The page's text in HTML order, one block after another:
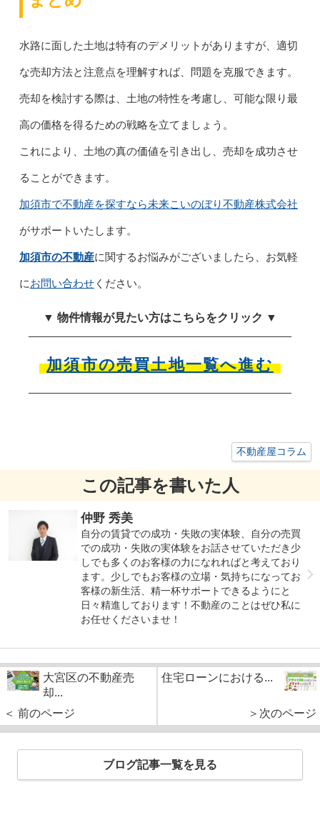
水路に面した土地は特有のデメリットがありますが、適切
な売却方法と注意点を理解すれば、問題を克服できます。
売却を検討する際は、土地の特性を考慮し、可能な限り最
高の価格を得るための戦略を立てましょう。
これにより、土地の真の価値を引き出し、売却を成功させ
ることができます。
加須市で不動産を探すなら未来こいのぼり不動産株式会社
がサポートいたします。
加須市の不動産に関するお悩みがございましたら、お気軽
にお問い合わせください。
▼ 物件情報が見たい方はこちらをクリック ▼
加須市の売買土地一覧へ進む
不動産屋コラム
この記事を書いた人
仲野 秀美
自分の賃貸での成功・失敗の実体験、自分の売買
での成功・失敗の実体験をお話させていただき少
しでも多くのお客様の力になれればと考えており
ます。少しでもお客様の立場・気持ちになってお
客様の新生活、精一杯サポートできるようにと
日々精進しております！不動産のことはぜひ私に
お任せくださいませ！
大宮区の不動産売
却...
＜ 前のページ
住宅ローンにおける...
＞次のページ
ブログ記事一覧を見る